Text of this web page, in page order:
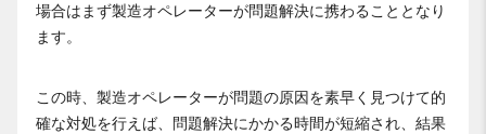
場合はまず製造オペレーターが問題解決に携わることとなり
ます。
この時、製造オペレーターが問題の原因を素早く見つけて的
確な対処を行えば、問題解決にかかる時間が短縮され、結果